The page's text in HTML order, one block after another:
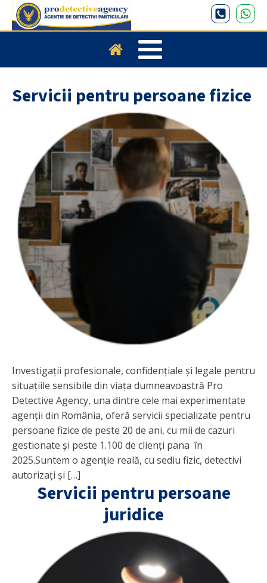
Servicii pentru persoane fizice
Investigații profesionale, confidențiale și legale pentru
situațiile sensibile din viața dumneavoastră Pro
Detective Agency, una dintre cele mai experimentate
agenții din România, oferă servicii specializate pentru
persoane fizice de peste 20 de ani, cu mii de cazuri
gestionate și peste 1.100 de clienți pana în
2025.Suntem o agenție reală, cu sediu fizic, detectivi
autorizați și […]
Servicii pentru persoane
juridice